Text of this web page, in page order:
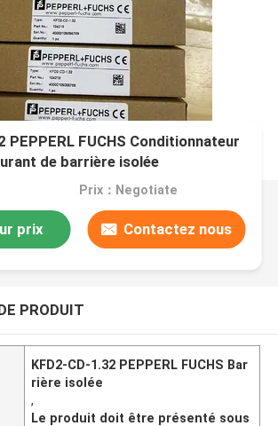
PEPPERL FUCHS Conditionnateur
de barrière isolée
Prix：Negotiate
prix Contactez nous
PRODUIT
KFD2-CD-1.32 PEPPERL FUCHS Bar
rière isolée
,
Le produit doit être présenté sous